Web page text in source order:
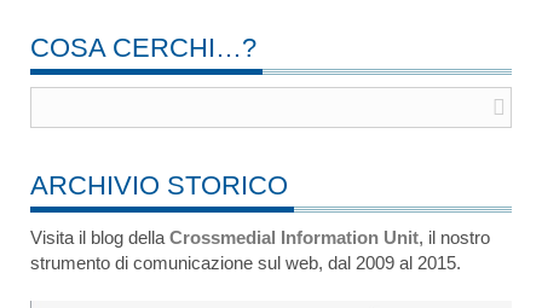
COSA CERCHI…?
ARCHIVIO STORICO
Visita il blog della Crossmedial Information Unit, il nostro
strumento di comunicazione sul web, dal 2009 al 2015.